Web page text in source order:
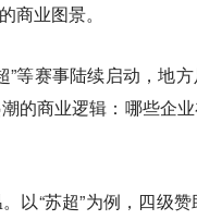
商业图景。
超”等赛事陆续启动，
的商业逻辑：哪些企
以“苏超”为例，四级